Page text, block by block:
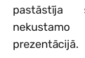
pastāstīja
prezentācijā.